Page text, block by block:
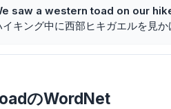
saw a western toad on our
イキング中に西部ヒキガエルを見か
のWordNet